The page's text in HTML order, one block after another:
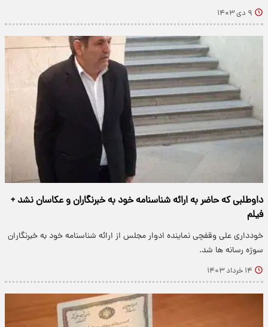
۹ دی ۱۴۰۳
داوطلبى که حاضر به ارائه شناسنامه خود به خبرنگاران و عکاسان نشد +
فیلم
خودداری علی وقفچی نماینده ادوار مجلس از ارائه شناسنامه خود به خبرنگاران
سوژه رسانه ها شد.
۱۴ خرداد ۱۴۰۳